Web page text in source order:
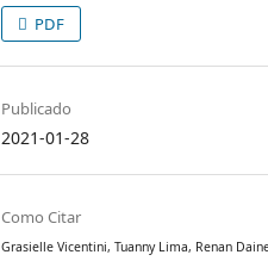
PDF
Publicado
2021-01-28
Como Citar
Grasielle Vicentini, Tuanny Lima, Renan